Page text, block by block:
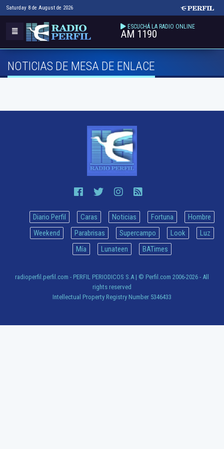
Saturday 8 de August de 2026
ESCUCHÁ LA RADIO ONLINE
AM 1190
NOTICIAS DE MESA DE ENLACE
Diario Perfil Caras Noticias Fortuna
Hombre
Weekend
Parabrisas Supercampo Look
Luz
Mía
Lunateen BATimes
radioperfil.perfil.com - PERFIL PERIODICOS S.A | © Perfil.com 2006-2026 - All
rights reserved
Intellectual Property Registry Number 5346433